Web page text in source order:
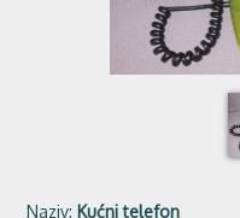
Naziv: Kućni telefon